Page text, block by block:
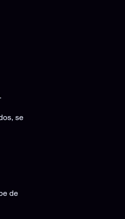
se
de